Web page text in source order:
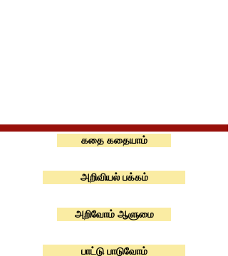
கதை கதையாம்
அறிவியல் பக்கம்
அறிவோம் ஆளுமை
பாட்டு பாடுவோம்